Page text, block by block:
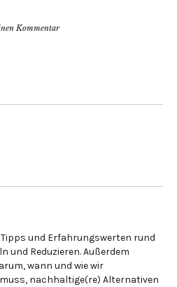
Kommentar
und Erfahrungswerten rund
und Reduzieren. Außerdem
wann und wie wir
nachhaltige(re) Alternativen